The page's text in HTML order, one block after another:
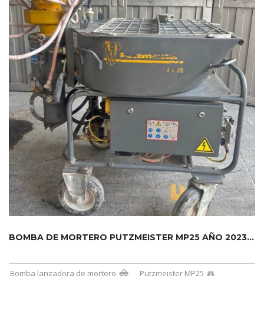
BOMBA DE MORTERO PUTZMEISTER MP25 AÑO 2023....
Bomba lanzadora de mortero Putzmeister MP25